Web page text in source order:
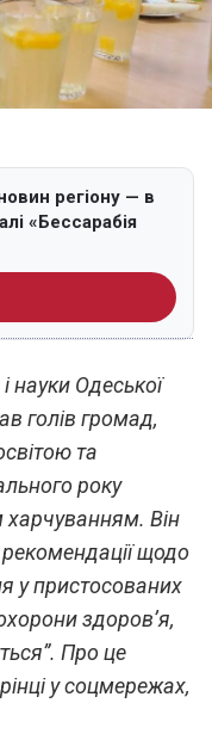
регіону — в
«Бессарабія
науки Одеської
голів громад,
та
року
харчуванням. Він
щодо
у пристосованих
здоров’я,
Про це
у соцмережах,